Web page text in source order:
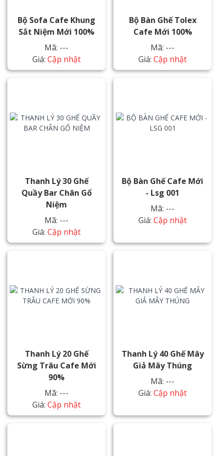
Bộ Sofa Cafe Khung
Sắt Niệm Mới 100%
Mã: ---
Giá: Cập nhật
Bộ Bàn Ghế Tolex
Cafe Mới 100%
Mã: ---
Giá: Cập nhật
Thanh Lý 30 Ghế
Quầy Bar Chân Gổ
Niệm
Mã: ---
Giá: Cập nhật
Bộ Bàn Ghế Cafe Mới
- Lsg 001
Mã: ---
Giá: Cập nhật
Thanh Lý 20 Ghế
Sừng Trâu Cafe Mới
90%
Mã: ---
Giá: Cập nhật
Thanh Lý 40 Ghế Mây
Giả Mây Thúng
Mã: ---
Giá: Cập nhật